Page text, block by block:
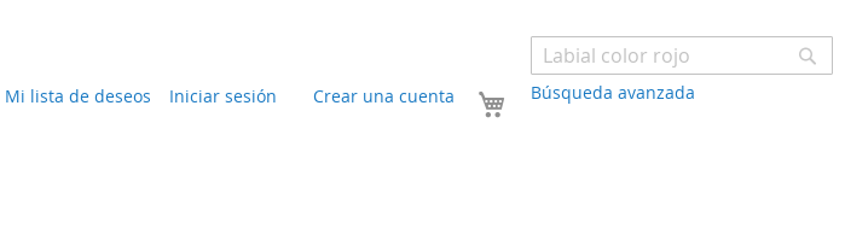
Búsqueda avanzada
Mi carrito
Mi lista de deseos Iniciar sesión Crear una cuenta